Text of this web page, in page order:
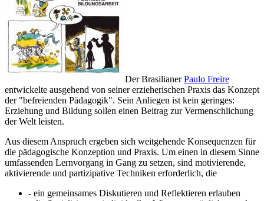
Der BrasilianerPaulo Freire
entwickelte ausgehend von seiner erzieherischen Praxis das Konzept
der "befreienden Pädagogik". Sein Anliegen ist kein geringes:
Erziehung und Bildung sollen einen Beitrag zur Vermenschlichung
der Welt leisten.
Aus diesem Anspruch ergeben sich weitgehende Konsequenzen für
die pädagogische Konzeption und Praxis. Um einen in diesem Sinne
umfassenden Lernvorgang in Gang zu setzen, sind motivierende,
aktivierende und partizipative Techniken erforderlich, die
- ein gemeinsames Diskutieren und Reflektieren erlauben